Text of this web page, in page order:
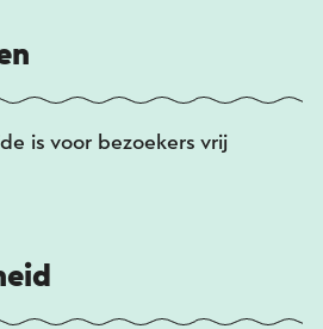
is voor bezoekers vrij